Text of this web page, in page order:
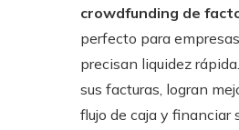
crowdfunding de
perfecto para
precisan liquidez
sus facturas, logran
flujo de caja y financiar